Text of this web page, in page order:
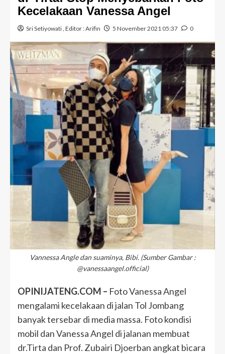
Kecelakaan Vanessa Angel
Sri Setiyowati, Editor :Arifin 5 November 2021 05:37 0
Vannessa Angle dan suaminya, Bibi. (Sumber Gambar :
@vanessaangel.official)
OPINIJATENG.COM – Foto Vanessa Angel
mengalami kecelakaan di jalan Tol Jombang
banyak tersebar di media massa. Foto kondisi
mobil dan Vanessa Angel di jalanan membuat
dr.Tirta dan Prof. Zubairi Djoerban angkat bicara